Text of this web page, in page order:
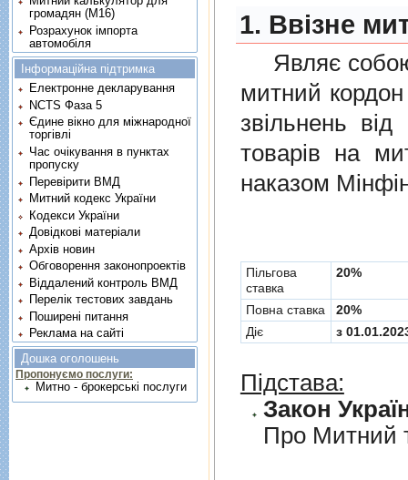
1. Ввізне
Являє собою
митний
звiльнень вiд
товарiв на
наказом
Пільгова
ставка
20%
Повна ставка
20%
Діє
з
Підстава:
Закон
Про Митний
громадян (М16)
Розрахунок імпорта
автомобіля
Інформаційна підтримка
Електронне декларування
NCTS Фаза 5
Єдине вікно для міжнародної
торгівлі
Час очікування в пунктах
пропуску
Перевірити ВМД
Митний кодекс України
Кодекси України
Довідкові матеріали
Архів новин
Обговорення законопроектів
Віддалений контроль ВМД
Перелік тестових завдань
Поширені питання
Реклама на сайті
Дошка оголошень
Пропонуємо послуги:
Митно - брокерські послуги